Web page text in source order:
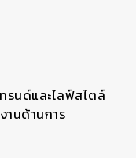
รนด์และไลฟ์สไตล์
านด้านการ